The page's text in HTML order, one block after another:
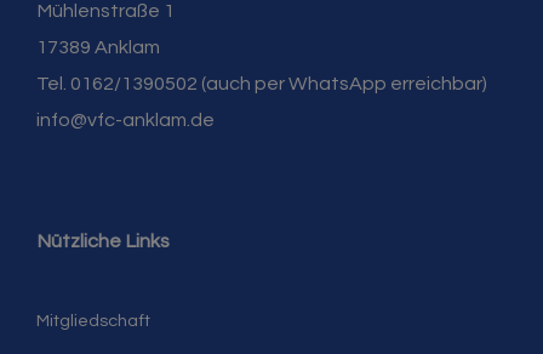
Mühlenstraße 1
17389 Anklam
Tel. 0162/1390502 (auch per WhatsApp erreichbar)
info@vfc-anklam.de
Nützliche Links
Mitgliedschaft